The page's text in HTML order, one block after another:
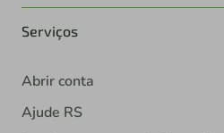
Serviços
Abrir conta
Ajude RS